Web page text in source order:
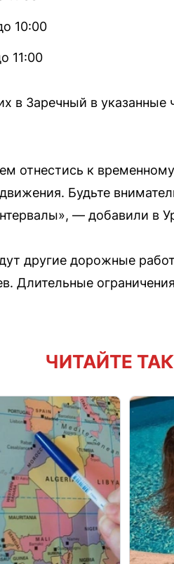
10:00
11:00
Заречный в указанные
отнестись к
Будьте
— добавили в
другие дорожные
Длительные
ЧИТАЙТЕ